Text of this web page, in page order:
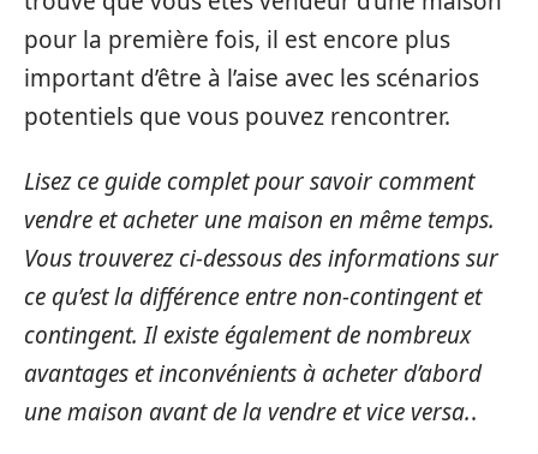
pour la première fois, il est encore plus
important d’être à l’aise avec les scénarios
potentiels que vous pouvez rencontrer.
Lisez ce guide complet pour savoir comment
vendre et acheter une maison en même temps.
Vous trouverez ci-dessous des informations sur
ce qu’est la différence entre non-contingent et
contingent. Il existe également de nombreux
avantages et inconvénients à acheter d’abord
une maison avant de la vendre et vice versa..